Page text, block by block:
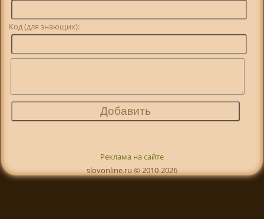
Код (для знающих):
Реклама на сайте
slovonline.ru © 2010-2026